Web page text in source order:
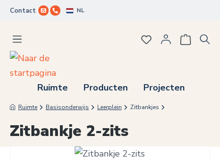
Ga naar de hoofdinhoud
Contact NL
Ruimte Producten Projecten
Je hebt 0 items
Ruimte Basisonderwijs Leerplein Zitbankjes
Zitbankje 2-zits
Afbeeldingengalerij overslaan